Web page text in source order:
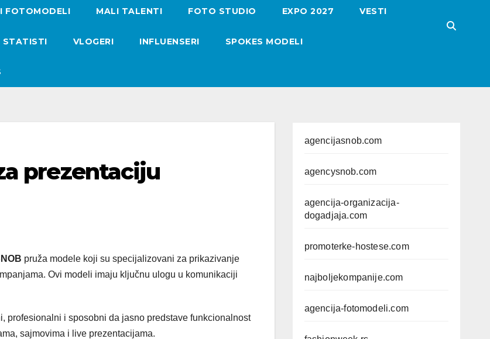
FOTOMODELI MALI TALENTI FOTO STUDIO EXPO 2027 VESTI
STATISTI VLOGERI INFLUENSERI SPOKES MODELI
prezentaciju
pruža modele koji su specijalizovani za prikazivanje
Ovi modeli imaju ključnu ulogu u komunikaciji
profesionalni i sposobni da jasno predstave funkcionalnost
sajmovima i live prezentacijama.
agencijasnob.com
agencysnob.com
agencija-organizacija-
dogadjaja.com
promoterke-hostese.com
najboljekompanije.com
agencija-fotomodeli.com